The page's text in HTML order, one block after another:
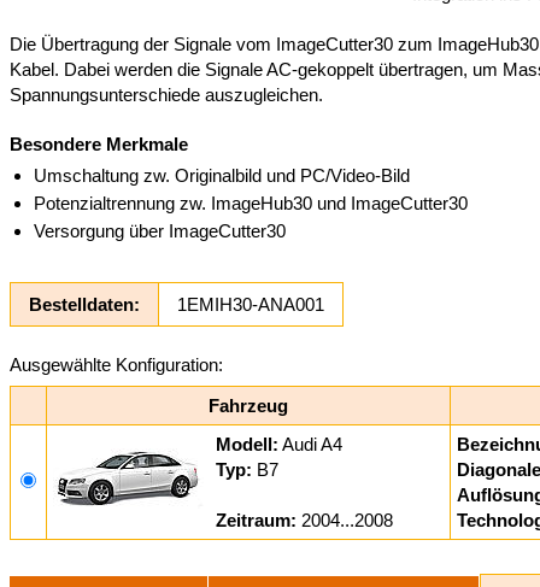
Die Übertragung der Signale vom ImageCutter30 zum
Kabel. Dabei werden die Signale AC-gekoppelt übertragen, um
Spannungsunterschiede auszugleichen.
Besondere Merkmale
Umschaltung zw. Originalbild und PC/Video-Bild
Potenzialtrennung zw. ImageHub30 und ImageCutter30
Versorgung über ImageCutter30
Bestelldaten: 1EMIH30-ANA001
Ausgewählte Konfiguration:
Fahrzeug
Modell: Audi A4
Typ: B7
Zeitraum: 2004...2008